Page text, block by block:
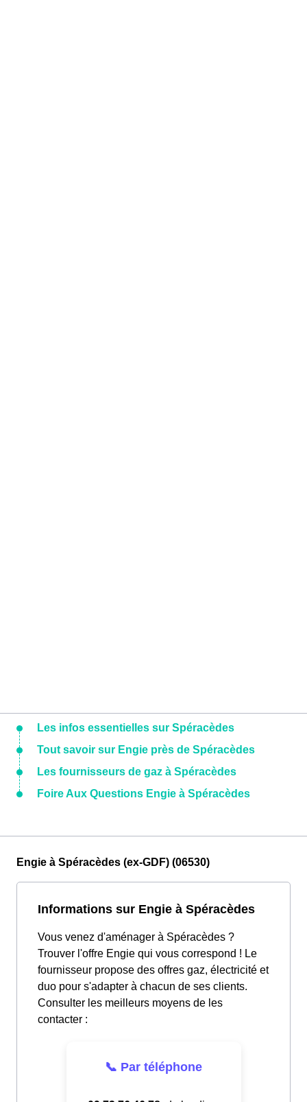
Les infos essentielles sur Spéracèdes
Tout savoir sur Engie près de Spéracèdes
Les fournisseurs de gaz à Spéracèdes
Foire Aux Questions Engie à Spéracèdes
Engie à Spéracèdes (ex-GDF) (06530)
Informations sur Engie à Spéracèdes
Vous venez d'aménager à Spéracèdes ?
Trouver l'offre Engie qui vous correspond ! Le
fournisseur propose des offres gaz, électricité et
duo pour s'adapter à chacun de ses clients.
Consulter les meilleurs moyens de les
contacter :
📞 Par téléphone